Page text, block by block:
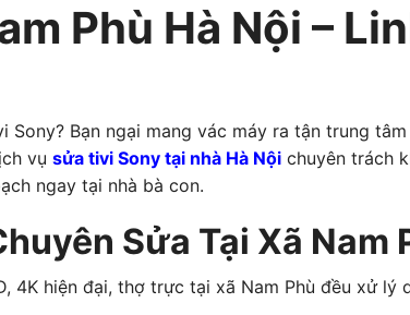
Phù Hà Nội –
Bạn ngại mang vác máy ra tận trung
vụ sửa tivi Sony tại nhà Hà Nội chuyên trách
ngay tại nhà bà con.
Sửa Tại Xã Nam
4K hiện đại, thợ trực tại xã Nam Phù đều xử lý